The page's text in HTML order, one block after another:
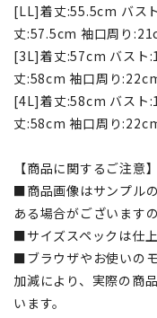
[LL]着丈:55.5cm バス
丈:57.5cm 袖口周り
[3L]着丈:57cm バスト
丈:58cm 袖口周り
[4L]着丈:58cm バスト
丈:58cm 袖口周り
【商品に関するご注意】
■商品画像はサンプル
ある場合がございます
■サイズスペックは仕
■ブラウザやお使いの
加減により、実際の商
います。